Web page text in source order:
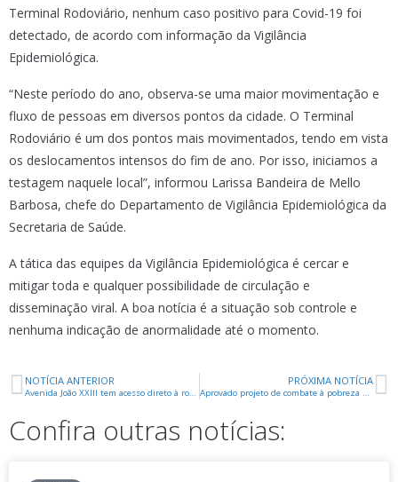
Terminal Rodoviário, nenhum caso positivo para Covid-19 foi
detectado, de acordo com informação da Vigilância
Epidemiológica.
“Neste período do ano, observa-se uma maior movimentação e
fluxo de pessoas em diversos pontos da cidade. O Terminal
Rodoviário é um dos pontos mais movimentados, tendo em vista
os deslocamentos intensos do fim de ano. Por isso, iniciamos a
testagem naquele local”, informou Larissa Bandeira de Mello
Barbosa, chefe do Departamento de Vigilância Epidemiológica da
Secretaria de Saúde.
A tática das equipes da Vigilância Epidemiológica é cercar e
mitigar toda e qualquer possibilidade de circulação e
disseminação viral. A boa notícia é a situação sob controle e
nenhuma indicação de anormalidade até o momento.
NOTÍCIA ANTERIOR
Avenida João XXIII tem acesso direto à rotatória da ABCZ liberado
PRÓXIMA NOTÍCIA
Aprovado projeto de combate à pobreza menstrual
Confira outras notícias: